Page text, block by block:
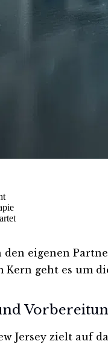
eigenen
Kern geht es um
Jersey zielt auf